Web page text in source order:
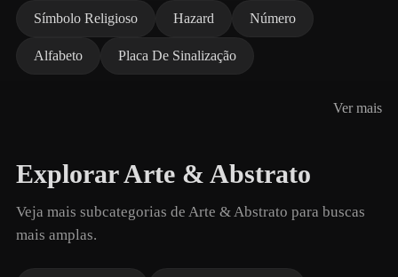
Símbolo Religioso Hazard Número
Alfabeto Placa De Sinalização
Ver mais
Explorar Arte & Abstrato
Veja mais subcategorias de Arte & Abstrato para buscas
mais amplas.